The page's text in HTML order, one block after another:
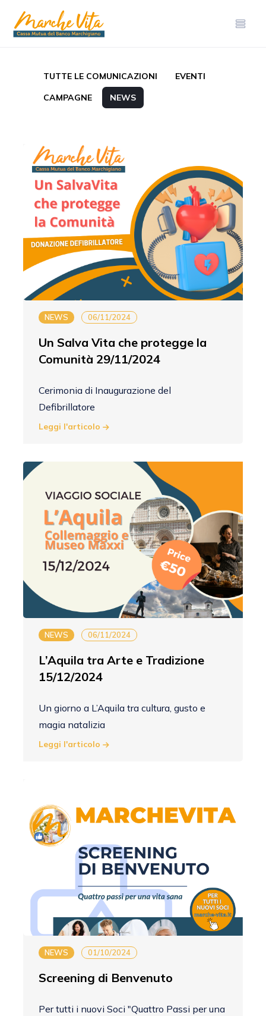
TUTTE LE COMUNICAZIONI EVENTI
CAMPAGNE NEWS
NEWS 06/11/2024
Un Salva Vita che protegge la
Comunità 29/11/2024
Cerimonia di Inaugurazione del
Defibrillatore
Leggi l'articolo
NEWS 06/11/2024
L’Aquila tra Arte e Tradizione
15/12/2024
Un giorno a L’Aquila tra cultura, gusto e
magia natalizia
Leggi l'articolo
NEWS 01/10/2024
Screening di Benvenuto
Per tutti i nuovi Soci "Quattro Passi per una